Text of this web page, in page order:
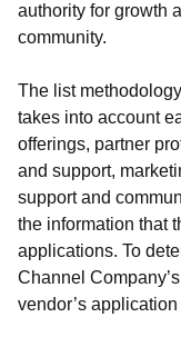
authority for growth
community.
The list
takes into account
offerings, partner
and support,
support and
the information that
applications. To
Channel
vendor’s